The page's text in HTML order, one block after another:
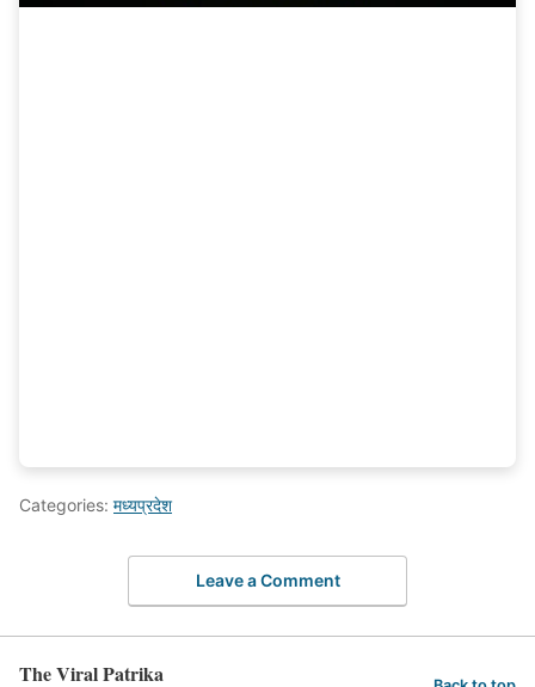
Categories: मध्यप्रदेश
Leave a Comment
The Viral Patrika